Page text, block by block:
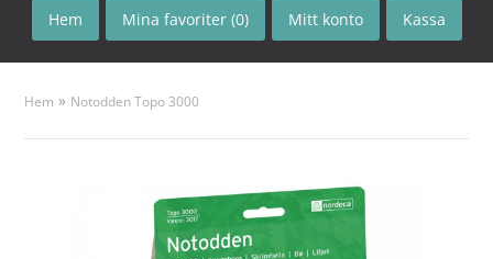
Hem Mina favoriter (0) Mitt konto Kassa
Hem » Notodden Topo 3000